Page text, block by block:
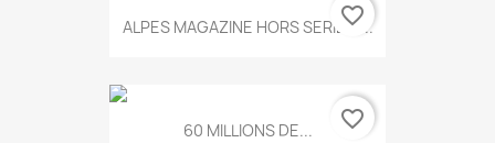
ALPES MAGAZINE HORS SERIE N...
favorite_border
60 MILLIONS DE... favorite_border